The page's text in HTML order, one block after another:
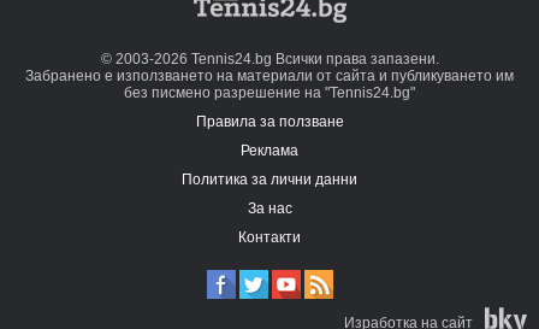
© 2003-2026 Tennis24.bg Всички права запазени.
Забранено е използването на материали от сайта и публикуването им
без писмено разрешение на "Tennis24.bg"
Правила за ползване
Реклама
Политика за лични данни
За нас
Контакти
Изработка на сайт